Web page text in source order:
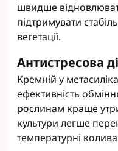
швидше
підтримувати
вегетації.
Антистресова
Кремній у
ефективність
рослинам краще
культури легше
температурні